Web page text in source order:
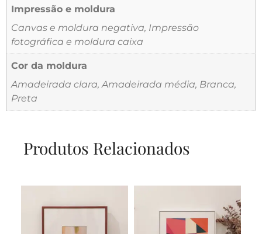
Impressão e moldura
Canvas e moldura negativa, Impressão
fotográfica e moldura caixa
Cor da moldura
Amadeirada clara, Amadeirada média, Branca,
Preta
Produtos Relacionados